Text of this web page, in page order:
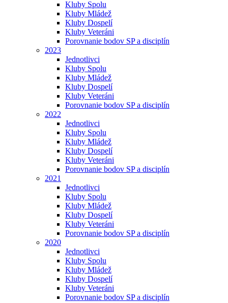
Kluby Spolu
Kluby Mládež
Kluby Dospelí
Kluby Veteráni
Porovnanie bodov SP a disciplín
2023
Jednotlivci
Kluby Spolu
Kluby Mládež
Kluby Dospelí
Kluby Veteráni
Porovnanie bodov SP a disciplín
2022
Jednotlivci
Kluby Spolu
Kluby Mládež
Kluby Dospelí
Kluby Veteráni
Porovnanie bodov SP a disciplín
2021
Jednotlivci
Kluby Spolu
Kluby Mládež
Kluby Dospelí
Kluby Veteráni
Porovnanie bodov SP a disciplín
2020
Jednotlivci
Kluby Spolu
Kluby Mládež
Kluby Dospelí
Kluby Veteráni
Porovnanie bodov SP a disciplín